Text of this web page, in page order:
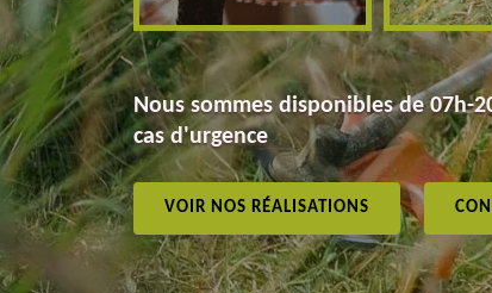
Nous sommes disponibles de
cas d'urgence
VOIR NOS RÉALISATIONS